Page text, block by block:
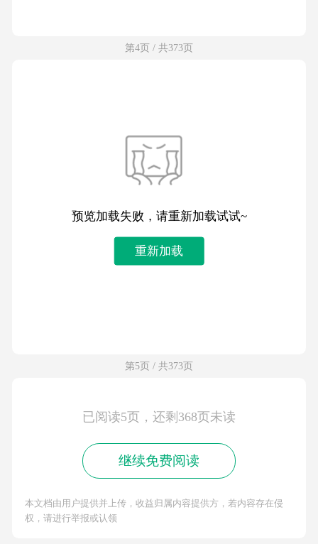
第4页 / 共373页
预览加载失败，请重新加载试试~
重新加载
第5页 / 共373页
已阅读5页，还剩368页未读
继续免费阅读
本文档由用户提供并上传，收益归属内容提供方，若内容存在侵
权，请进行举报或认领